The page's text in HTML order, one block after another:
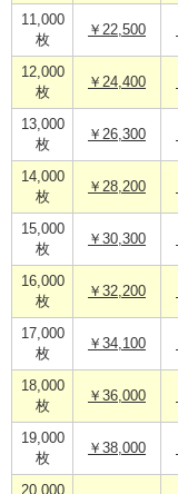
11,000
枚
￥22,500
12,000
枚
￥24,400
13,000
枚
￥26,300
14,000
枚
￥28,200
15,000
枚
￥30,300
16,000
枚
￥32,200
17,000
枚
￥34,100
18,000
枚
￥36,000
19,000
枚
￥38,000